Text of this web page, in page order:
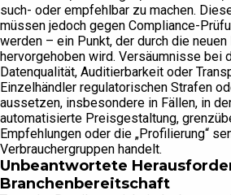
such- oder empfehlbar zu machen.
müssen jedoch gegen Compliance-
werden – ein Punkt, der durch die neuen
hervorgehoben wird. Versäumnisse bei
Datenqualität, Auditierbarkeit oder
Einzelhändler regulatorischen Strafen
aussetzen, insbesondere in Fällen, in
automatisierte Preisgestaltung,
Empfehlungen oder die „Profilierung“
Verbrauchergruppen handelt.
Unbeantwortete
Branchenbereitschaft